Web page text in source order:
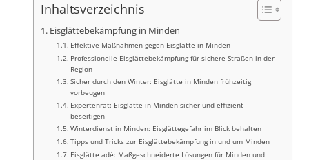
Inhaltsverzeichnis
Eisglättebekämpfung in Minden
Effektive Maßnahmen gegen Eisglätte in Minden
Professionelle Eisglättebekämpfung für sichere Straßen in der
Region
Sicher durch den Winter: Eisglätte in Minden frühzeitig
vorbeugen
Expertenrat: Eisglätte in Minden sicher und effizient
beseitigen
Winterdienst in Minden: Eisglättegefahr im Blick behalten
Tipps und Tricks zur Eisglättebekämpfung in und um Minden
Eisglätte adé: Maßgeschneiderte Lösungen für Minden und